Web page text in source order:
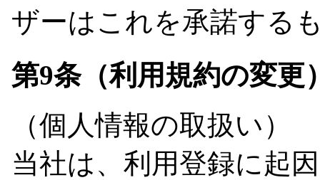
ザーはこれを承諾する
第9条（利用規約の変更
（個人情報の取扱い）
当社は、利用登録に起